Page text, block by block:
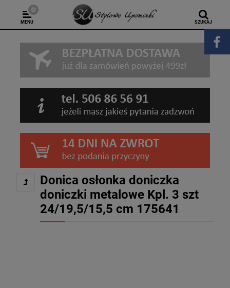
MENU SZUKAJ
Donica osłonka doniczka
doniczki metalowe Kpl. 3 szt
24/19,5/15,5 cm 175641